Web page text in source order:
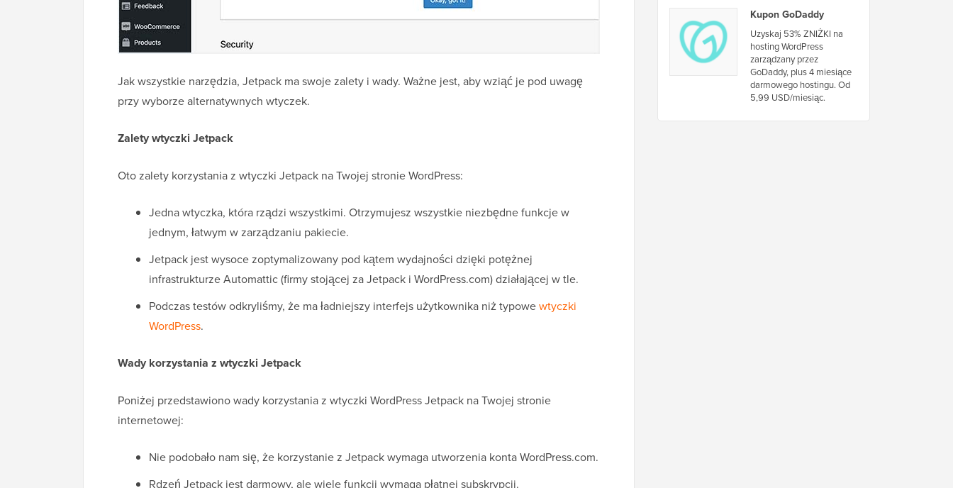
Jak wszystkie narzędzia, Jetpack ma swoje zalety i wady. Ważne jest, aby wziąć je pod uwagę
przy wyborze alternatywnych wtyczek.
Zalety wtyczki Jetpack
Oto zalety korzystania z wtyczki Jetpack na Twojej stronie WordPress:
Jedna wtyczka, która rządzi wszystkimi. Otrzymujesz wszystkie niezbędne funkcje w
jednym, łatwym w zarządzaniu pakiecie.
Jetpack jest wysoce zoptymalizowany pod kątem wydajności dzięki potężnej
infrastrukturze Automattic (firmy stojącej za Jetpack i WordPress.com) działającej w tle.
Podczas testów odkryliśmy, że ma ładniejszy interfejs użytkownika niż typowewtyczki
WordPress.
Wady korzystania z wtyczki Jetpack
Poniżej przedstawiono wady korzystania z wtyczki WordPress Jetpack na Twojej stronie
internetowej:
Nie podobało nam się, że korzystanie z Jetpack wymaga utworzenia konta WordPress.com.
Rdzeń Jetpack jest darmowy, ale wiele funkcji wymaga płatnej subskrypcji.
Kupon GoDaddy
Uzyskaj 53% ZNIŻKI na
hosting WordPress
zarządzany przez
GoDaddy, plus 4 miesiące
darmowego hostingu. Od
5,99 USD/miesiąc.